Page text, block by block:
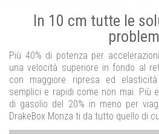
In 10 cm tutte le
Più 40% di potenza per
una velocità superiore in fondo al
con maggiore ripresa ed
semplici e rapidi come non mai. Più
di gasolio del 20% in meno per
DrakeBox Monza ti da tutto quello di